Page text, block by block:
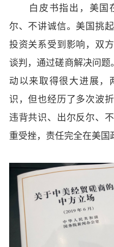
白皮书指出，美国
尔、不讲诚信。美国挑
投资关系受到影响，双
谈判，通过磋商解决问
动以来取得很大进展，
识，但也经历了多次波
违背共识、出尔反尔、
重受挫，责任完全在美国